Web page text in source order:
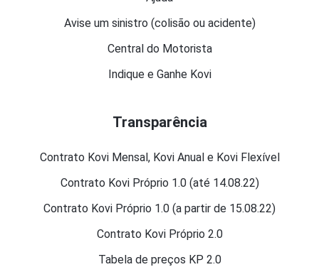
Avise um sinistro (colisão ou acidente)
Central do Motorista
Indique e Ganhe Kovi
Transparência
Contrato Kovi Mensal, Kovi Anual e Kovi Flexível
Contrato Kovi Próprio 1.0 (até 14.08.22)
Contrato Kovi Próprio 1.0 (a partir de 15.08.22)
Contrato Kovi Próprio 2.0
Tabela de preços KP 2.0